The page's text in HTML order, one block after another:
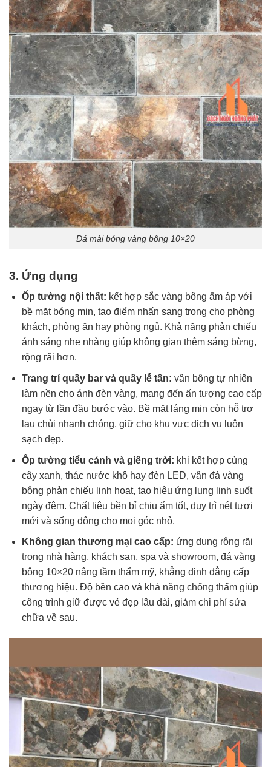
Đá mài bóng vàng bông 10×20
3. Ứng dụng
Ốp tường nội thất: kết hợp sắc vàng bông ấm áp với
bề mặt bóng mịn, tạo điểm nhấn sang trọng cho phòng
khách, phòng ăn hay phòng ngủ. Khả năng phản chiếu
ánh sáng nhẹ nhàng giúp không gian thêm sáng bừng,
rộng rãi hơn.
Trang trí quầy bar và quầy lễ tân: vân bông tự nhiên
làm nền cho ánh đèn vàng, mang đến ấn tượng cao cấp
ngay từ lần đầu bước vào. Bề mặt láng mịn còn hỗ trợ
lau chùi nhanh chóng, giữ cho khu vực dịch vụ luôn
sạch đẹp.
Ốp tường tiểu cảnh và giếng trời: khi kết hợp cùng
cây xanh, thác nước khô hay đèn LED, vân đá vàng
bông phản chiếu linh hoạt, tạo hiệu ứng lung linh suốt
ngày đêm. Chất liệu bền bỉ chịu ẩm tốt, duy trì nét tươi
mới và sống động cho mọi góc nhỏ.
Không gian thương mại cao cấp: ứng dụng rộng rãi
trong nhà hàng, khách sạn, spa và showroom, đá vàng
bông 10×20 nâng tầm thẩm mỹ, khẳng định đẳng cấp
thương hiệu. Độ bền cao và khả năng chống thấm giúp
công trình giữ được vẻ đẹp lâu dài, giảm chi phí sửa
chữa về sau.